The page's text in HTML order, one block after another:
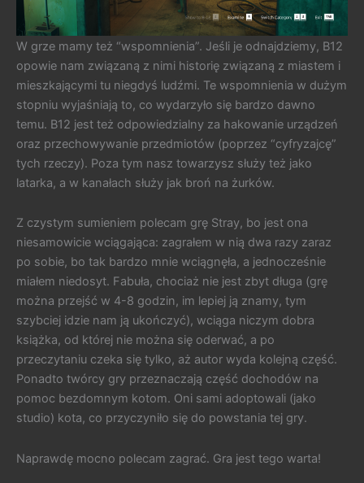
W grze mamy też “wspomnienia”. Jeśli je odnajdziemy, B12
opowie nam związaną z nimi historię związaną z miastem i
mieszkającymi tu niegdyś ludźmi. Te wspomnienia w dużym
stopniu wyjaśniają to, co wydarzyło się bardzo dawno
temu. B12 jest też odpowiedzialny za hakowanie urządzeń
oraz przechowywanie przedmiotów (poprzez “cyfryzajcę”
tych rzeczy). Poza tym nasz towarzysz służy też jako
latarka, a w kanałach służy jak broń na żurków.
Z czystym sumieniem polecam grę Stray, bo jest ona
niesamowicie wciągająca: zagrałem w nią dwa razy zaraz
po sobie, bo tak bardzo mnie wciągnęła, a jednocześnie
miałem niedosyt. Fabuła, chociaż nie jest zbyt długa (grę
można przejść w 4-8 godzin, im lepiej ją znamy, tym
szybciej idzie nam ją ukończyć), wciąga niczym dobra
książka, od której nie można się oderwać, a po
przeczytaniu czeka się tylko, aż autor wyda kolejną część.
Ponadto twórcy gry przeznaczają część dochodów na
pomoc bezdomnym kotom. Oni sami adoptowali (jako
studio) kota, co przyczyniło się do powstania tej gry.
Naprawdę mocno polecam zagrać. Gra jest tego warta!